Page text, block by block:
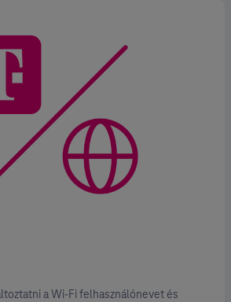
a Wi-Fi felhasználónevet és